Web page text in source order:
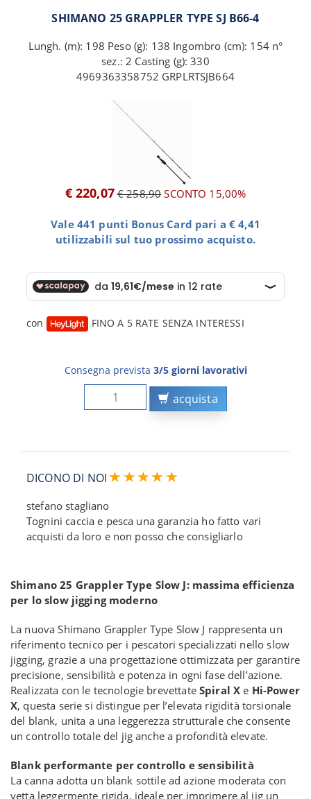
SHIMANO 25 GRAPPLER TYPE SJ B66-4
Lungh. (m): 198 Peso (g): 138 Ingombro (cm): 154 n°
sez.: 2 Casting (g): 330
4969363358752 GRPLRTSJB664
€ 220,07 € 258,90SCONTO 15,00%
Vale 441 punti Bonus Card pari a € 4,41
utilizzabili sul tuo prossimo acquisto.
con FINO A 5 RATE SENZA INTERESSI
Consegna prevista 3/5 giorni lavorativi
acquista
DICONO DI NOI
stefano stagliano
Tognini caccia e pesca una garanzia ho fatto vari
acquisti da loro e non posso che consigliarlo
Shimano 25 Grappler Type Slow J: massima efficienza
per lo slow jigging moderno
La nuova Shimano Grappler Type Slow J rappresenta un
riferimento tecnico per i pescatori specializzati nello slow
jigging, grazie a una progettazione ottimizzata per garantire
precisione, sensibilità e potenza in ogni fase dell’azione.
Realizzata con le tecnologie brevettate Spiral X e Hi-Power
X, questa serie si distingue per l’elevata rigidità torsionale
del blank, unita a una leggerezza strutturale che consente
un controllo totale del jig anche a profondità elevate.
Blank performante per controllo e sensibilità
La canna adotta un blank sottile ad azione moderata con
vetta leggermente rigida, ideale per imprimere al jig un